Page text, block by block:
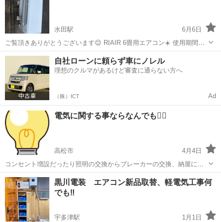
値上げでお客様にはご迷惑をかけてお...
水田駅
6月6日
ご覧頂きありがとうございます😌 RIAIR 6畳用エアコン☀️ 使用期間約
半年の美品です✨ 取り外し後、分解洗浄・清掃済み。 動作確認済みで
機...
香川 高松市 水田駅 電気工事
自社ローンに頼らず車にノレル
理想のクルマがあるけど審査に通らない方へ
（株）ICT Ad
電気に関する事ならなんでも🙆‍♀️
高松市
4月4日
コンセント増設だったり照明の交換からブレーカーの交換、納屋に電
気を持っていきたい！等お家の電気に関する事ならなんでも相談くだ
さい！ エアコン設置外しも可能です(出来ないケースもあります) 一般
的に標準工事と言われるレベルで...
香川 高松市 電気工事
黒川電装 エアコン新品取替、軽電気工事何
でも‼️
宇多津駅
1月1日